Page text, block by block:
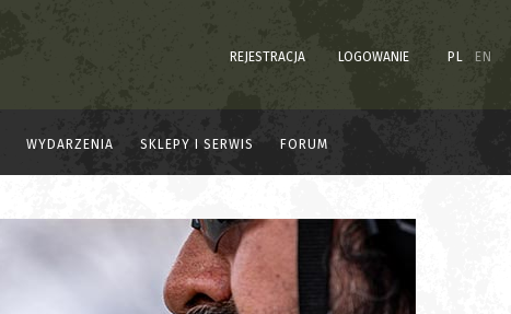
REJESTRACJA LOGOWANIE PL EN
WYDARZENIA SKLEPY I SERWIS FORUM